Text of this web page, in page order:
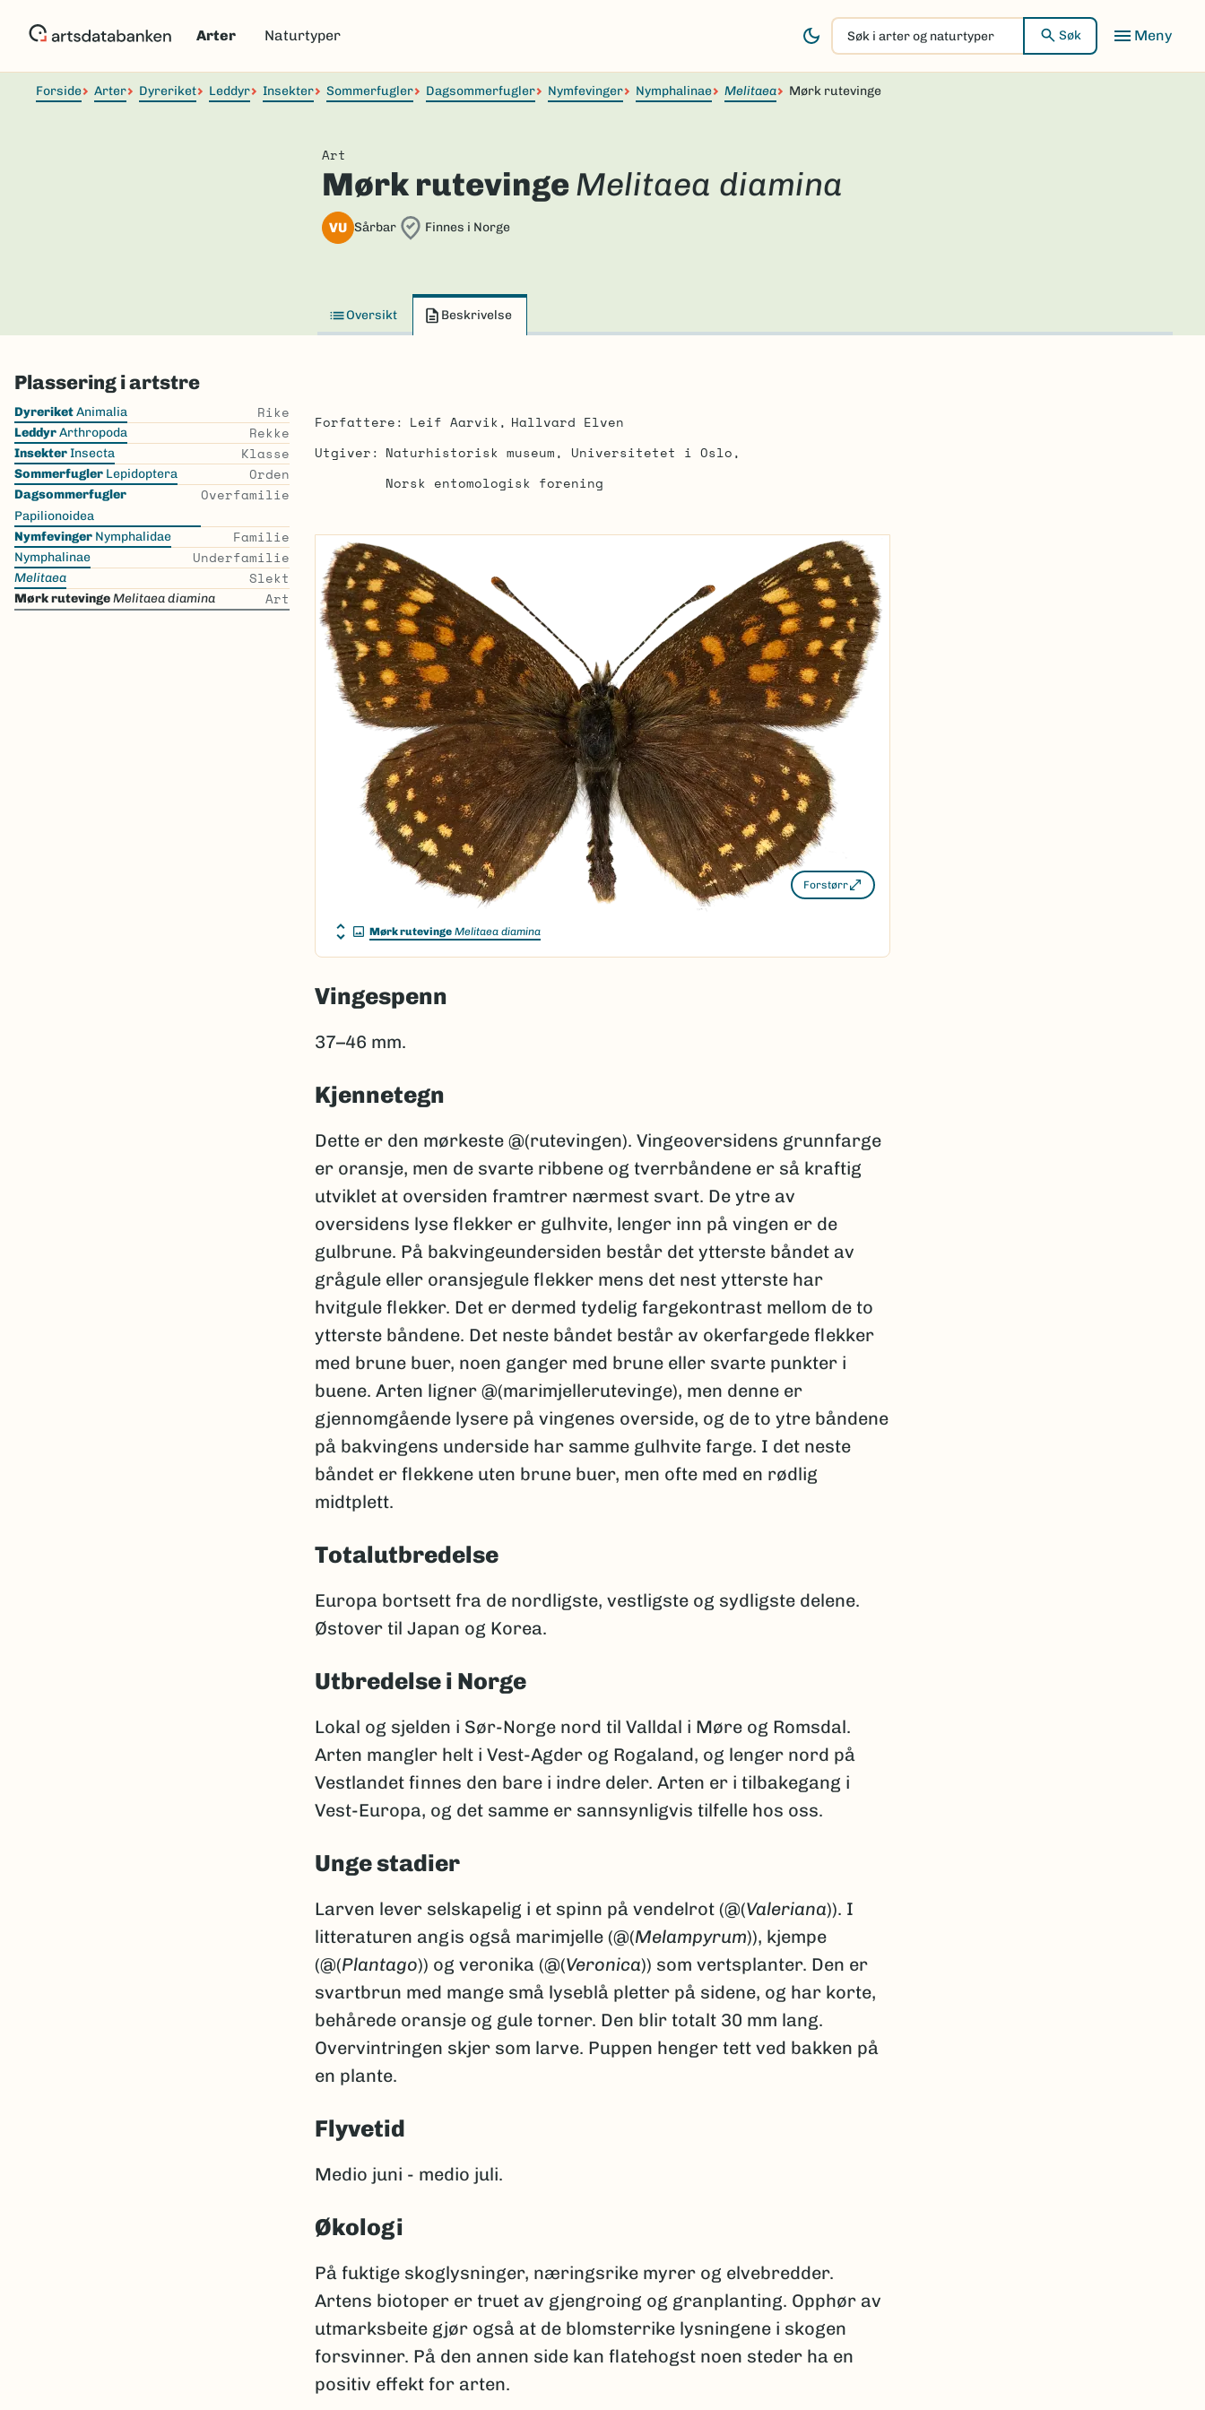
Arter Naturtyper
Søk
i
arter
og
Søk
Forside Arter Dyreriket Leddyr Insekter Sommerfugler Dagsommerfugler Nymfevinger Nymphalinae Melitaea Mørk rutevinge
Art
Mørk rutevingeMelitaea diamina
VU Sårbar Finnes i Norge
Oversikt Beskrivelse
Plassering i artstre
Skip
the
list
DyreriketAnimalia Rike
LeddyrArthropoda Rekke
InsekterInsecta Klasse
Sommerfugler Lepidoptera Orden
Dagsommerfugler
Papilionoidea
Overfamilie
Nymfevinger Nymphalidae Familie
Nymphalinae Underfamilie
Melitaea Slekt
Mørk rutevingeMelitaea diamina Art
Forfattere Leif Aarvik
Hallvard Elven
Utgiver
Naturhistorisk museum, Universitetet i Oslo
Norsk entomologisk forening
Forstørr
Mørk rutevinge Melitaea diamina
Vingespenn
37–46 mm.
Kjennetegn
Dette er den mørkeste @(rutevingen). Vingeoversidens grunnfarge
er oransje, men de svarte ribbene og tverrbåndene er så kraftig
utviklet at oversiden framtrer nærmest svart. De ytre av
oversidens lyse flekker er gulhvite, lenger inn på vingen er de
gulbrune. På bakvingeundersiden består det ytterste båndet av
grågule eller oransjegule flekker mens det nest ytterste har
hvitgule flekker. Det er dermed tydelig fargekontrast mellom de to
ytterste båndene. Det neste båndet består av okerfargede flekker
med brune buer, noen ganger med brune eller svarte punkter i
buene. Arten ligner @(marimjellerutevinge), men denne er
gjennomgående lysere på vingenes overside, og de to ytre båndene
på bakvingens underside har samme gulhvite farge. I det neste
båndet er flekkene uten brune buer, men ofte med en rødlig
midtplett.
Totalutbredelse
Europa bortsett fra de nordligste, vestligste og sydligste delene.
Østover til Japan og Korea.
Utbredelse i Norge
Lokal og sjelden i Sør-Norge nord til Valldal i Møre og Romsdal.
Arten mangler helt i Vest-Agder og Rogaland, og lenger nord på
Vestlandet finnes den bare i indre deler. Arten er i tilbakegang i
Vest-Europa, og det samme er sannsynligvis tilfelle hos oss.
Unge stadier
Larven lever selskapelig i et spinn på vendelrot (@(Valeriana)). I
litteraturen angis også marimjelle (@(Melampyrum)), kjempe
(@(Plantago)) og veronika (@(Veronica)) som vertsplanter. Den er
svartbrun med mange små lyseblå pletter på sidene, og har korte,
behårede oransje og gule torner. Den blir totalt 30 mm lang.
Overvintringen skjer som larve. Puppen henger tett ved bakken på
en plante.
Flyvetid
Medio juni - medio juli.
Økologi
På fuktige skoglysninger, næringsrike myrer og elvebredder.
Artens biotoper er truet av gjengroing og granplanting. Opphør av
utmarksbeite gjør også at de blomsterrike lysningene i skogen
forsvinner. På den annen side kan flatehogst noen steder ha en
positiv effekt for arten.